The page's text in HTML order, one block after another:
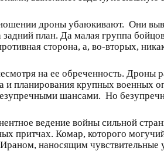
дроны убаюкивают. Они
план. Да малая группа
сторона, а, во-вторых,
на ее обреченность. Дроны
и планирования крупных военных
шансами. Но
ведение войны сильной
притчах. Комар, которого
наносящим чувствительные